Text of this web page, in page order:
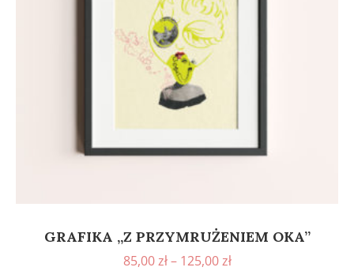
GRAFIKA „Z PRZYMRUŻENIEM OKA”
85,00zł– 125,00zł